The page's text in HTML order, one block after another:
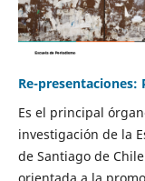
Re-
Es el principal
investigación de la
de Santiago de
orientada a la